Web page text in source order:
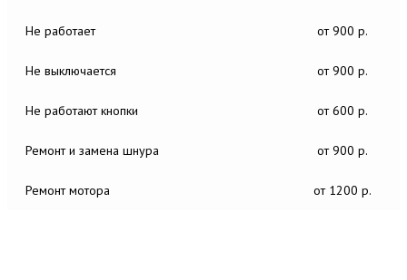
Не работает от 900 р.
Не выключается от 900 р.
Не работают кнопки от 600 р.
Ремонт и замена шнура от 900 р.
Ремонт мотора от 1200 р.